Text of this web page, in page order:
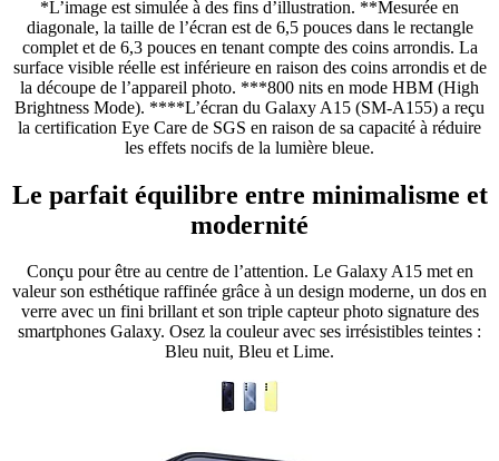
*L’image est simulée à des fins d’illustration. **Mesurée en
diagonale, la taille de l’écran est de 6,5 pouces dans le rectangle
complet et de 6,3 pouces en tenant compte des coins arrondis. La
surface visible réelle est inférieure en raison des coins arrondis et de
la découpe de l’appareil photo. ***800 nits en mode HBM (High
Brightness Mode). ****L’écran du Galaxy A15 (SM-A155) a reçu
la certification Eye Care de SGS en raison de sa capacité à réduire
les effets nocifs de la lumière bleue.
Le parfait équilibre entre minimalisme et
modernité
Conçu pour être au centre de l’attention. Le Galaxy A15 met en
valeur son esthétique raffinée grâce à un design moderne, un dos en
verre avec un fini brillant et son triple capteur photo signature des
smartphones Galaxy. Osez la couleur avec ses irrésistibles teintes :
Bleu nuit, Bleu et Lime.